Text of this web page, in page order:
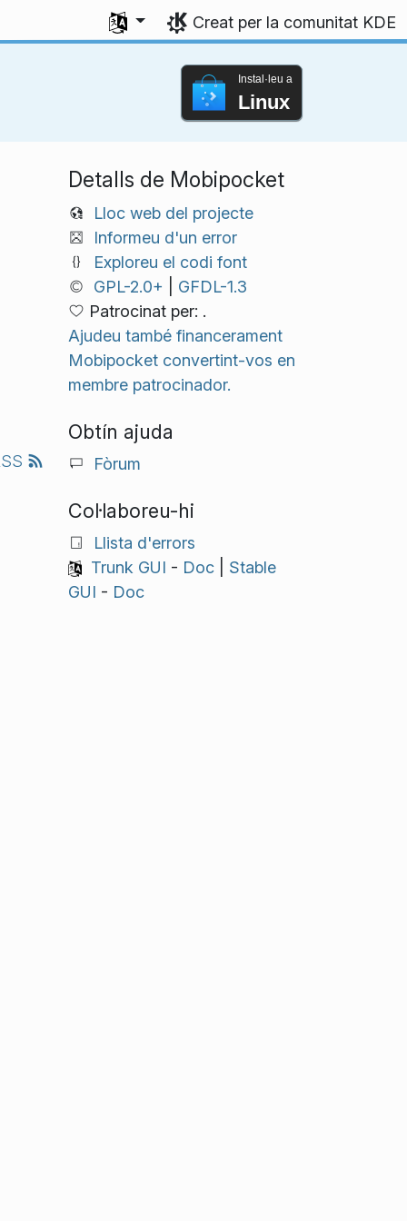
Trieu l'idioma
Creat per la comunitat KDE
Instal·leu a
Linux
Detalls de Mobipocket
Lloc web del projecte
Informeu d'un error
Exploreu el codi font
GPL-2.0+
GFDL-1.3
Patrocinat per: .
Ajudeu també financerament
Mobipocket convertint-vos en
membre patrocinador.
Obtín ajuda
Fòrum
Col·laboreu-hi
Llista d'errors
Trunk GUI - Doc| Stable
GUI - Doc